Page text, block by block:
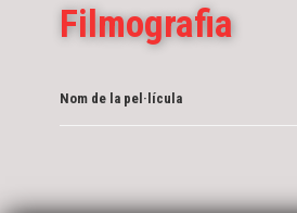
Filmografia
Nom de la pel·lícula